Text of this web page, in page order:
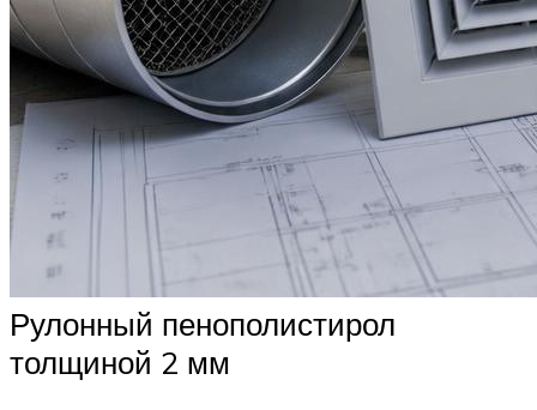
Рулонный пенополистирол
толщиной 2 мм